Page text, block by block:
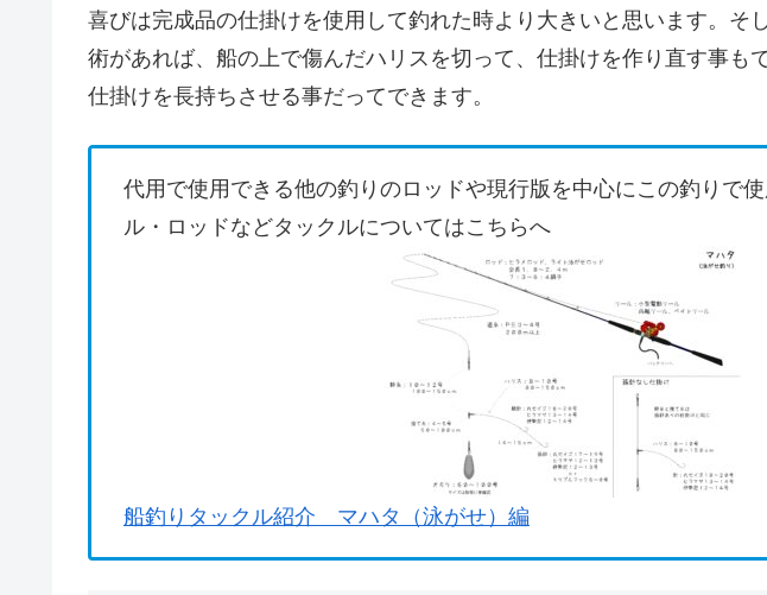
喜びは完成品の仕掛けを使用して釣れた時より大きいと思います。そ
術があれば、船の上で傷んだハリスを切って、仕掛けを作り直す事も
仕掛けを長持ちさせる事だってできます。
代用で使用できる他の釣りのロッドや現行版を中心にこの釣りで
ル・ロッドなどタックルについてはこちらへ
船釣りタックル紹介 マハタ（泳がせ）編